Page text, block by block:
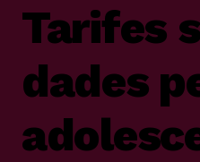
Tarifes
dades